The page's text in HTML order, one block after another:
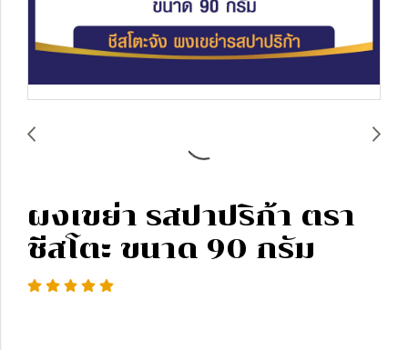
ผงเขย่า รสปาปริก้า ตรา
ชีสโตะ ขนาด 90 กรัม